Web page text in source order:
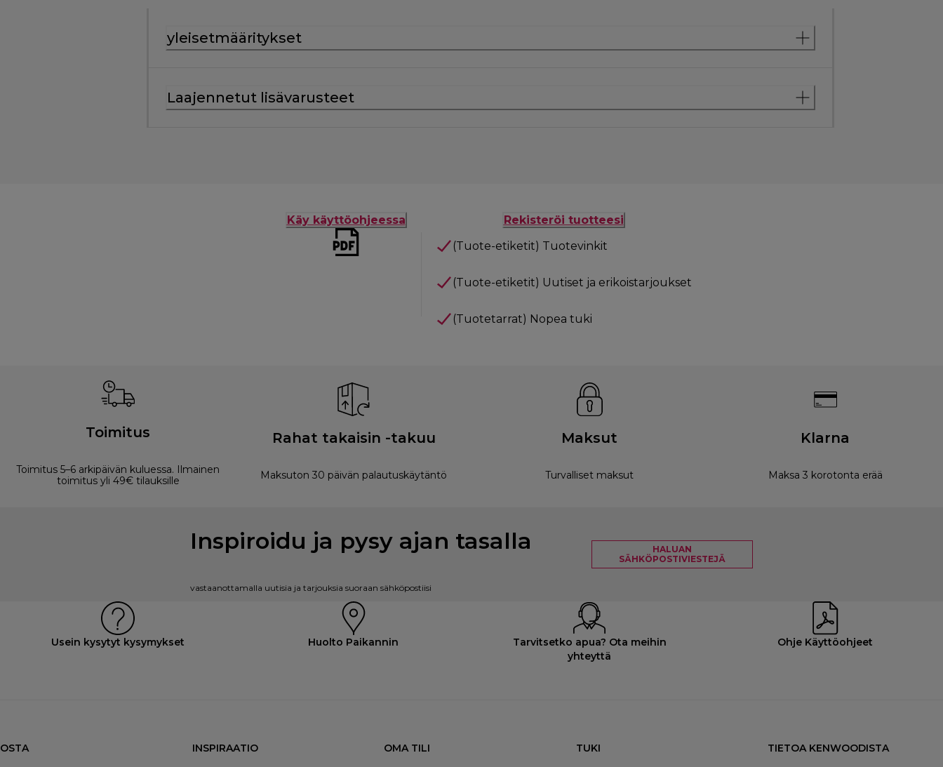
yleisetmääritykset
Laajennetut lisävarusteet
Käy käyttöohjeessa
Rekisteröi tuotteesi
(Tuote-etiketit) Tuotevinkit
(Tuote-etiketit) Uutiset ja erikoistarjoukset
(Tuotetarrat) Nopea tuki
Toimitus
Toimitus 5–6 arkipäivän kuluessa. Ilmainen
toimitus yli 49€ tilauksille
Rahat takaisin -takuu
Maksuton 30 päivän palautuskäytäntö
Maksut
Turvalliset maksut
Klarna
Maksa 3 korotonta erää
Inspiroidu ja pysy ajan tasalla
vastaanottamalla uutisia ja tarjouksia suoraan sähköpostiisi
HALUAN
SÄHKÖPOSTIVIESTEJÄ
Usein kysytyt kysymykset Huolto Paikannin
Tarvitsetko apua? Ota meihin
yhteyttä
Ohje Käyttöohjeet
OSTA INSPIRAATIO OMA TILI TUKI TIETOA KENWOODISTA